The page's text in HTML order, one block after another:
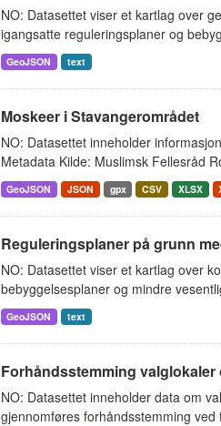
NO: Datasettet viser et kartlag over
igangsatte reguleringsplaner og
GeoJSON text
Moskeer i Stavangerområdet
NO: Datasettet inneholder
Metadata Kilde: Muslimsk Fellesråd
GeoJSON JSON gpx CSV XLSX
Reguleringsplaner på grunn
NO: Datasettet viser et kartlag over
bebyggelsesplaner og mindre
GeoJSON text
Forhåndsstemming
NO: Datasettet inneholder data om
gjennomføres forhåndsstemming ved